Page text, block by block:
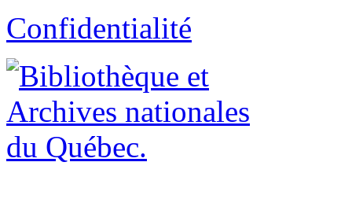
Confidentialité